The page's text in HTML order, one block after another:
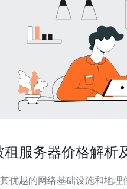
租服务器价格解析
优越的网络基础设施和地理